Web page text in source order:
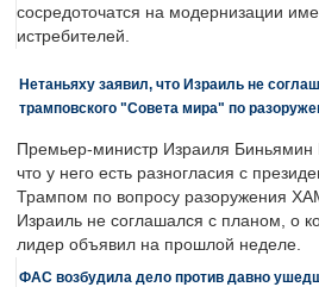
сосредоточатся на модернизации
истребителей.
Нетаньяху заявил, что Израиль не
трамповского "Совета мира" по
Премьер-министр Израиля Биньямин
что у него есть разногласия с
Трампом по вопросу разоружения
Израиль не соглашался с планом, о
лидер объявил на прошлой неделе.
ФАС возбудила дело против давно